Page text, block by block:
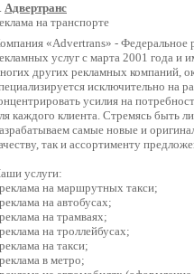
Адвертранс
на транспорте
«Advertrans» - Федеральное
услуг с марта 2001 года и
других рекламных компаний,
исключительно на
усилия на
каждого клиента. Стремясь быть
самые новые и
так и ассортименту
услуги:
на маршрутных такси;
на автобусах;
на трамваях;
на троллейбусах;
на такси;
в метро;